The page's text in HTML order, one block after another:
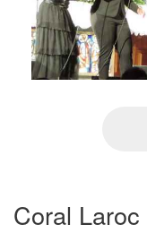
Coral Laroc